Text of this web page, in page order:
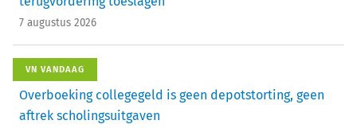
7 augustus 2026
VN VANDAAG
Overboeking collegegeld is geen depotstorting, geen
aftrek scholingsuitgaven